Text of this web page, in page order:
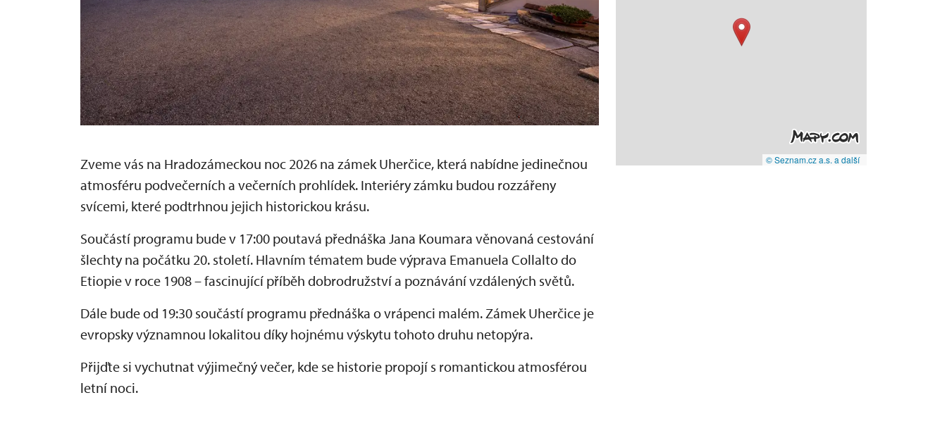
Zveme vás na Hradozámeckou noc 2026 na zámek Uherčice, která nabídne jedinečnou
atmosféru podvečerních a večerních prohlídek. Interiéry zámku budou rozzářeny
svícemi, které podtrhnou jejich historickou krásu.
Součástí programu bude v 17:00 poutavá přednáška Jana Koumara věnovaná cestování
šlechty na počátku 20. století. Hlavním tématem bude výprava Emanuela Collalto do
Etiopie v roce 1908 – fascinující příběh dobrodružství a poznávání vzdálených světů.
Dále bude od 19:30 součástí programu přednáška o vrápenci malém. Zámek Uherčice je
evropsky významnou lokalitou díky hojnému výskytu tohoto druhu netopýra.
Přijďte si vychutnat výjimečný večer, kde se historie propojí s romantickou atmosférou
letní noci.
© Seznam.cz a.s. a další